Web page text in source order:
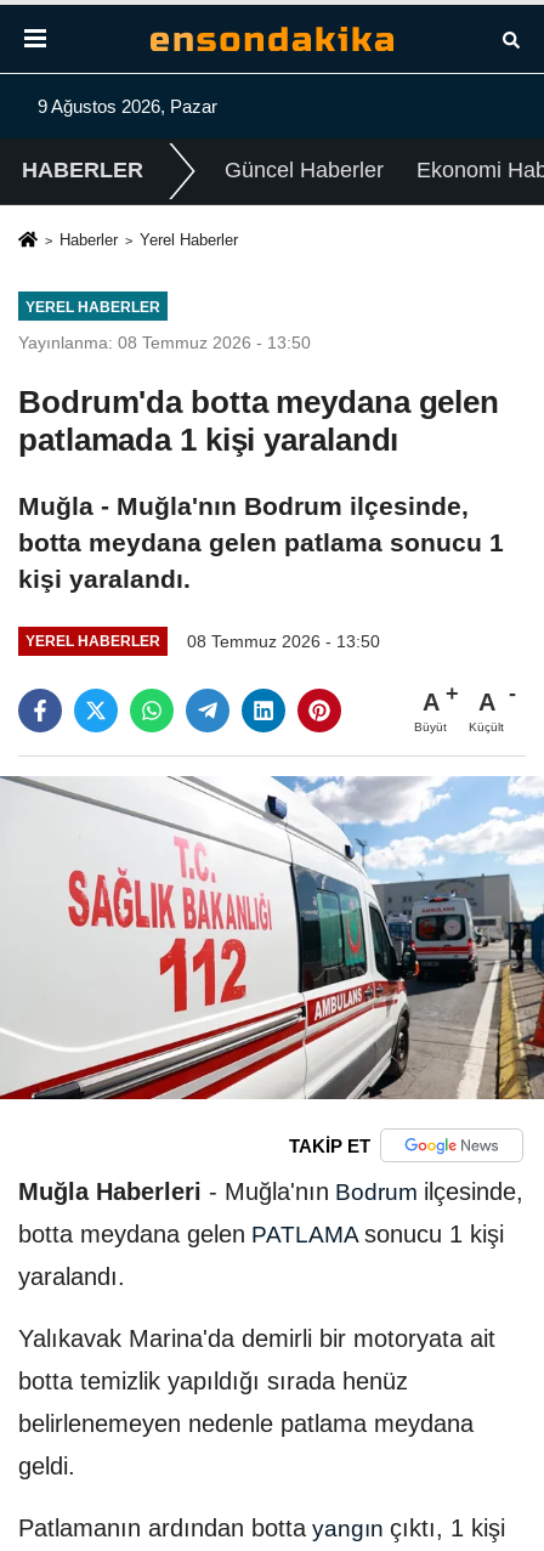
9 Ağustos 2026, Pazar
HABERLER Güncel Haberler Ekonomi
Haberler Yerel Haberler
YEREL HABERLER
Yayınlanma: 08 Temmuz 2026 - 13:50
Bodrum'da botta meydana gelen
patlamada 1 kişi yaralandı
Muğla - Muğla'nın Bodrum ilçesinde,
botta meydana gelen patlama sonucu 1
kişi yaralandı.
YEREL HABERLER 08 Temmuz 2026 - 13:50
A
Büyüt
A
Küçült
TAKİP ET
Muğla Haberleri - Muğla'nın Bodrum ilçesinde,
botta meydana gelen PATLAMAsonucu 1 kişi
yaralandı.
Yalıkavak Marina'da demirli bir motoryata ait
botta temizlik yapıldığı sırada henüz
belirlenemeyen nedenle patlama meydana
geldi.
Patlamanın ardından bottayangın çıktı, 1 kişi